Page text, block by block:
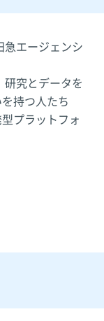
エージェンシ
究とデータを
持つ人たち
プラットフォ